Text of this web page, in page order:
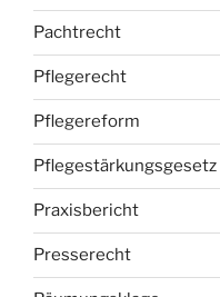
Pachtrecht
Pflegerecht
Pflegereform
Pflegestärkungsgesetz II
Praxisbericht
Presserecht